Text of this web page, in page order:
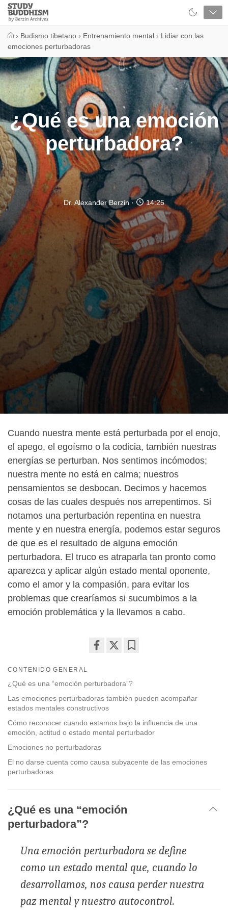
Close
Study
Buddhism
› Budismo tibetano › Entrenamiento mental › Lidiar con las
emociones perturbadoras
¿Qué es una emoción
perturbadora?
Dr. Alexander Berzin 14:25
Cuando nuestra mente está perturbada por el enojo,
el apego, el egoísmo o la codicia, también nuestras
energías se perturban. Nos sentimos incómodos;
nuestra mente no está en calma; nuestros
pensamientos se desbocan. Decimos y hacemos
cosas de las cuales después nos arrepentimos. Si
notamos una perturbación repentina en nuestra
mente y en nuestra energía, podemos estar seguros
de que es el resultado de alguna emoción
perturbadora. El truco es atraparla tan pronto como
aparezca y aplicar algún estado mental oponente,
como el amor y la compasión, para evitar los
problemas que crearíamos si sucumbimos a la
emoción problemática y la llevamos a cabo.
facebook
CONTENIDO GENERAL
¿Qué es una “emoción perturbadora”?
Las emociones perturbadoras también pueden acompañar
estados mentales constructivos
Cómo reconocer cuando estamos bajo la influencia de una
emoción, actitud o estado mental perturbador
Emociones no perturbadoras
El no darse cuenta como causa subyacente de las emociones
perturbadoras
¿Qué es una “emoción
perturbadora”?
Una emoción perturbadora se define
como un estado mental que, cuando lo
desarrollamos, nos causa perder nuestra
paz mental y nuestro autocontrol.